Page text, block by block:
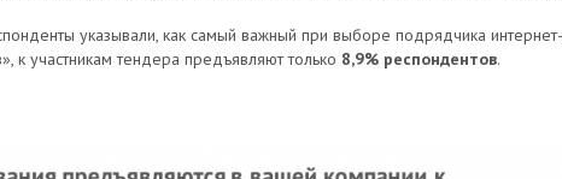
указывали, как самый важный при выборе подрядчика интернет-
к участникам тендера предъявляют только 8,9% респондентов.